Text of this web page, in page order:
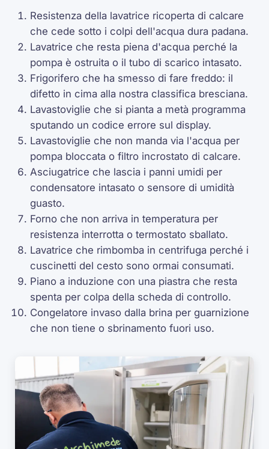
Resistenza della lavatrice ricoperta di calcare
che cede sotto i colpi dell'acqua dura padana.
Lavatrice che resta piena d'acqua perché la
pompa è ostruita o il tubo di scarico intasato.
Frigorifero che ha smesso di fare freddo: il
difetto in cima alla nostra classifica bresciana.
Lavastoviglie che si pianta a metà programma
sputando un codice errore sul display.
Lavastoviglie che non manda via l'acqua per
pompa bloccata o filtro incrostato di calcare.
Asciugatrice che lascia i panni umidi per
condensatore intasato o sensore di umidità
guasto.
Forno che non arriva in temperatura per
resistenza interrotta o termostato sballato.
Lavatrice che rimbomba in centrifuga perché i
cuscinetti del cesto sono ormai consumati.
Piano a induzione con una piastra che resta
spenta per colpa della scheda di controllo.
Congelatore invaso dalla brina per guarnizione
che non tiene o sbrinamento fuori uso.